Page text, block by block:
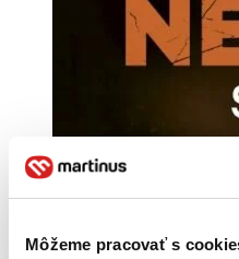
Môžeme pracovať s